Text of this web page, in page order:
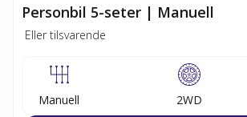
Personbil 5-seter | Manuell
Eller tilsvarende
Manuell 2WD